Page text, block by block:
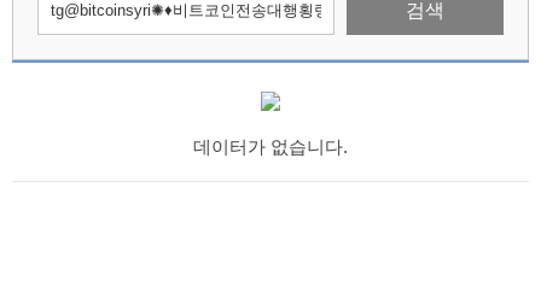
검색
데이터가 없습니다.